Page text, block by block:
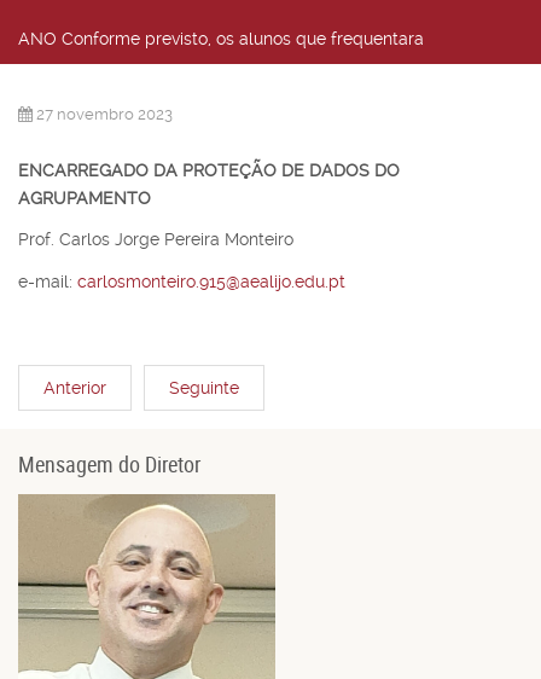
ANO Conforme previsto, os alunos que frequentara
27 novembro 2023
ENCARREGADO DA PROTEÇÃO DE DADOS DO
AGRUPAMENTO
Prof. Carlos Jorge Pereira Monteiro
e-mail: carlosmonteiro.915@aealijo.edu.pt
Anterior Seguinte
Mensagem do Diretor